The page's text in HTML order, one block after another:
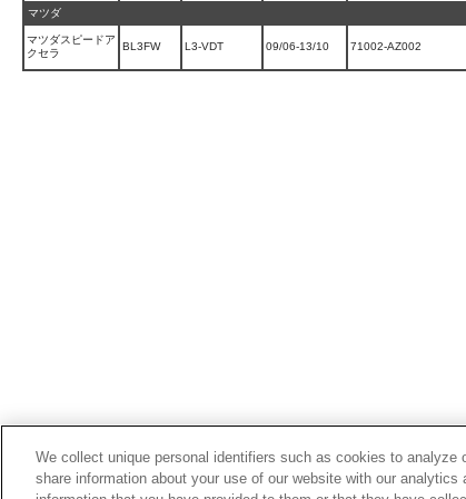
マツダ
マツダスピードア
クセラ
BL3FW L3-VDT 09/06-13/10 71002-AZ002
We collect unique personal identifiers such as cookies to
share information about your use of our website with our